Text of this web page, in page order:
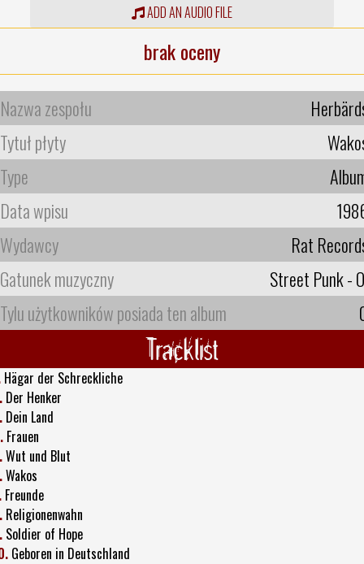
ADD AN AUDIO FILE
brak oceny
Nazwa zespołu
Tytuł płyty
Type
Data wpisu
Wydawcy
Rat
Gatunek muzyczny
Street Punk -
Tylu użytkowników posiada ten album
Tracklist
Hägar der Schreckliche
Der Henker
Dein Land
Frauen
Wut und Blut
Wakos
Freunde
Religionenwahn
Soldier of Hope
Geboren in Deutschland